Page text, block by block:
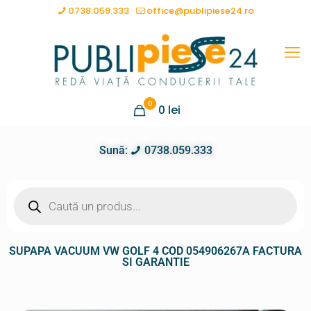
0738.059.333 office@publipiese24.ro
0 0 lei
Sună: 0738.059.333
SUPAPA VACUUM VW GOLF 4 COD 054906267A FACTURA
SI GARANTIE